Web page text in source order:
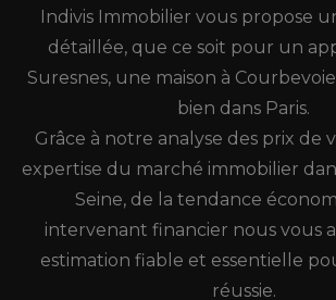
Indivis Immobilier vous propose
détaillée, que ce soit pour un
Suresnes, une maison à
bien dans Paris.
Grâce à notre analyse des prix de
expertise du marché immobilier
Seine, de la tendance
intervenant financier nous vous
estimation fiable et essentielle
réussie.